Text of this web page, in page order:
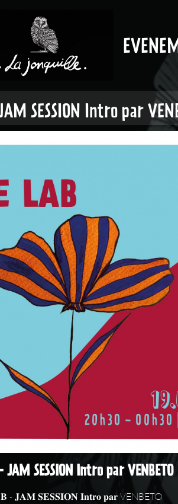
SESSION Intro par
JAM SESSION Intro par VENBETO
𝐉𝐀𝐌 𝐒𝐄𝐒𝐒𝐈𝐎𝐍 𝐈𝐧𝐭𝐫𝐨 𝐩𝐚𝐫 VENBETO